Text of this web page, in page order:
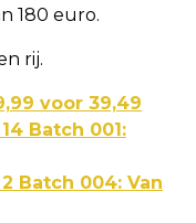
180 euro.
rij.
voor 39,49
Batch 001:
Batch 004: Van